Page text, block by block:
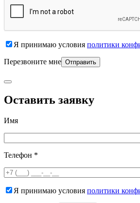
Я принимаю условия политики
Перезвоните мне
Оставить заявку
Имя
Телефон *
Я принимаю условия политики